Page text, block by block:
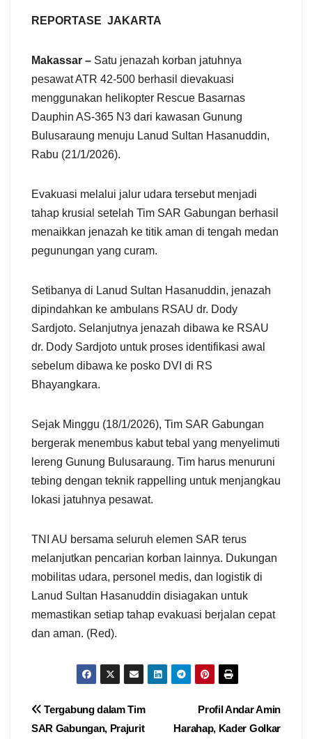
a
REPORTASE JAKARTA
Makassar – Satu jenazah korban jatuhnya
pesawat ATR 42-500 berhasil dievakuasi
menggunakan helikopter Rescue Basarnas
Dauphin AS-365 N3 dari kawasan Gunung
Bulusaraung menuju Lanud Sultan Hasanuddin,
Rabu (21/1/2026).
Evakuasi melalui jalur udara tersebut menjadi
tahap krusial setelah Tim SAR Gabungan berhasil
menaikkan jenazah ke titik aman di tengah medan
pegunungan yang curam.
Setibanya di Lanud Sultan Hasanuddin, jenazah
dipindahkan ke ambulans RSAU dr. Dody
Sardjoto. Selanjutnya jenazah dibawa ke RSAU
dr. Dody Sardjoto untuk proses identifikasi awal
sebelum dibawa ke posko DVI di RS
Bhayangkara.
Sejak Minggu (18/1/2026), Tim SAR Gabungan
bergerak menembus kabut tebal yang menyelimuti
lereng Gunung Bulusaraung. Tim harus menuruni
tebing dengan teknik rappelling untuk menjangkau
lokasi jatuhnya pesawat.
TNI AU bersama seluruh elemen SAR terus
melanjutkan pencarian korban lainnya. Dukungan
mobilitas udara, personel medis, dan logistik di
Lanud Sultan Hasanuddin disiagakan untuk
memastikan setiap tahap evakuasi berjalan cepat
dan aman. (Red).
Navigasi
Profil Andar Amin
Harahap, Kader Golkar
Tergabung dalam Tim
SAR Gabungan, Prajurit